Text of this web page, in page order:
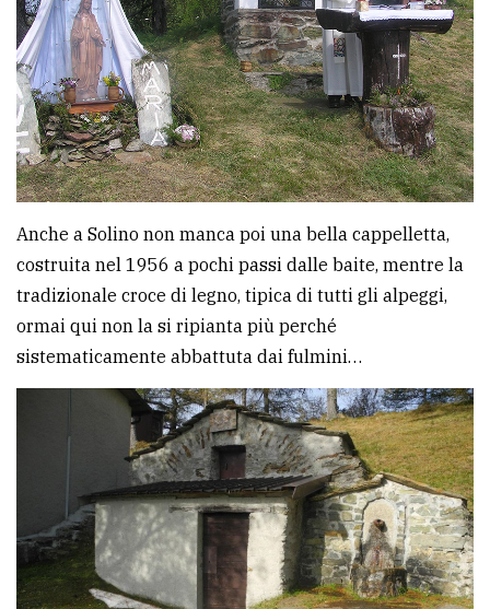
Anche a Solino non manca poi una bella cappelletta,
costruita nel 1956 a pochi passi dalle baite, mentre la
tradizionale croce di legno, tipica di tutti gli alpeggi,
ormai qui non la si ripianta più perché
sistematicamente abbattuta dai fulmini…